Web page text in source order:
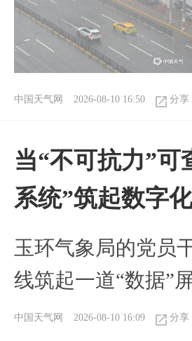
中国天气网 2026-08-10 16:50 分享
当“不可抗力”
系统”筑起数字
玉环气象局的党员
线筑起一道“数据”屏
中国天气网 2026-08-10 16:09 分享